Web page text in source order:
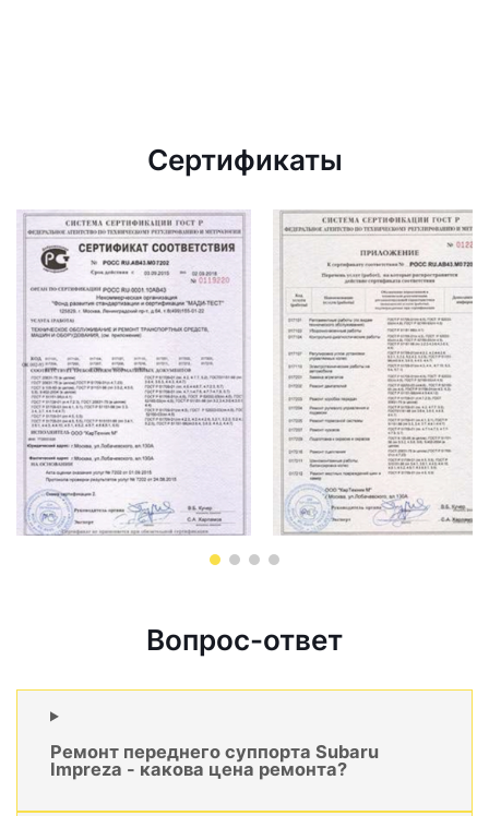
Сертификаты
Вопрос-ответ
Ремонт переднего суппорта Subaru
Impreza - какова цена ремонта?